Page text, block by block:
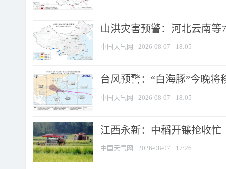
山洪灾害预警：河北云南
中国天气网 2026-08-07 18:05
台风预警：“白海豚”今晚将
中国天气网 2026-08-07 18:05
江西永新：中稻开镰抢收忙
中国天气网 2026-08-07 17:26